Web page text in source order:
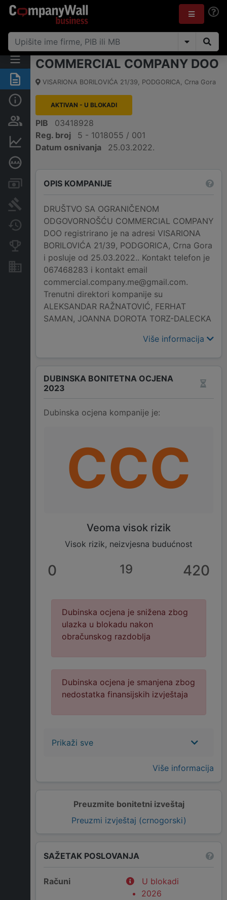
Sažetak
Osobe i vlasništvo
Finansijski podaci
Računi i blokade
Arhiva sudskih objava
Promjene
Konkurentne kompanije
Nekretnine i imovina
COMMERCIAL COMPANY DOO
VISARIONA BORILOVIĆA 21/39, PODGORICA, Crna Gora
AKTIVAN - U BLOKADI
PIB
03418928
Reg. broj
5 - 1018055 / 001
Datum osnivanja
25.03.2022.
OPIS KOMPANIJE
DRUŠTVO SA OGRANIČENOM
ODGOVORNOŠĆU COMMERCIAL COMPANY
DOO registrirano je na adresi VISARIONA
BORILOVIĆA 21/39, PODGORICA, Crna Gora
i posluje od 25.03.2022.. Kontakt telefon je
067468283 i kontakt email
commercial.company.me@gmail.com.
Trenutni direktori kompanije su
ALEKSANDAR RAŽNATOVIĆ, FERHAT
SAMAN, JOANNA DOROTA TORZ-DALECKA
Više informacija
Preuzmite bonitetni izveštaj
Preuzmi izvještaj (crnogorski)
DUBINSKA BONITETNA OCJENA
2023
Dubinska ocjena kompanije je:
CCC
Veoma visok rizik
Visok rizik, neizvjesna budućnost
0 19 420
Dubinska ocjena je snižena zbog
ulazka u blokadu nakon
obračunskog razdoblja
Dubinska ocjena je smanjena zbog
nedostatka finansijskih izvještaja
Prikaži sve
Više informacija
SAŽETAK POSLOVANJA
Računi
U blokadi
2026